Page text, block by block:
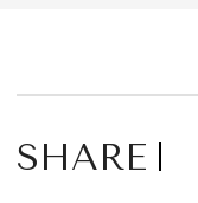
SHARE